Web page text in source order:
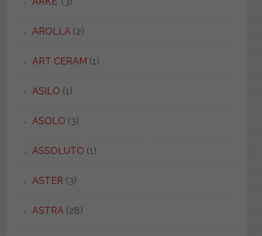
AROLLA(2)
ART CERAM (1)
ASILO (1)
ASOLO (3)
ASSOLUTO (1)
ASTER (3)
ASTRA(28)